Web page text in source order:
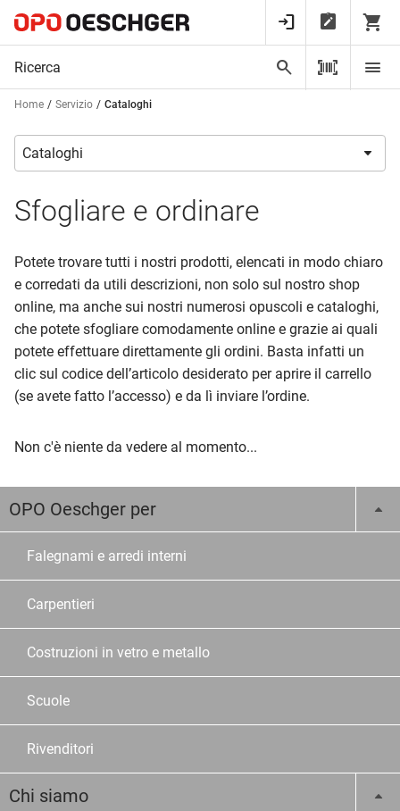
Home Servizio Cataloghi
Sfogliare e ordinare
Potete trovare tutti i nostri prodotti, elencati in modo chiaro
e corredati da utili descrizioni, non solo sul nostro shop
online, ma anche sui nostri numerosi opuscoli e cataloghi,
che potete sfogliare comodamente online e grazie ai quali
potete effettuare direttamente gli ordini. Basta infatti un
clic sul codice dell’articolo desiderato per aprire il carrello
(se avete fatto l’accesso) e da lì inviare l’ordine.
Non c'è niente da vedere al momento...
OPO Oeschger per
Falegnami e arredi interni
Carpentieri
Costruzioni in vetro e metallo
Scuole
Rivenditori
Chi siamo